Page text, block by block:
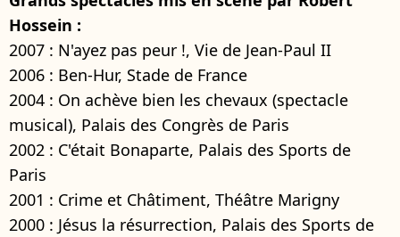
Hossein :
2007 : N'ayez pas peur !, Vie de Jean-Paul II
2006 : Ben-Hur, Stade de France
2004 : On achève bien les chevaux (spectacle
musical), Palais des Congrès de Paris
2002 : C'était Bonaparte, Palais des Sports de
Paris
2001 : Crime et Châtiment, Théâtre Marigny
2000 : Jésus la résurrection, Palais des Sports de